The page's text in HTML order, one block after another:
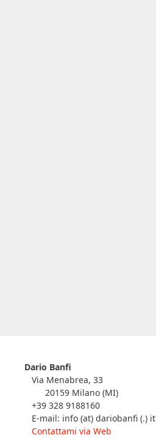
Dario Banfi
Via Menabrea, 33
20159 Milano (MI)
+39 328 9188160
E-mail: info (at) dariobanfi (.) it
Contattami via Web